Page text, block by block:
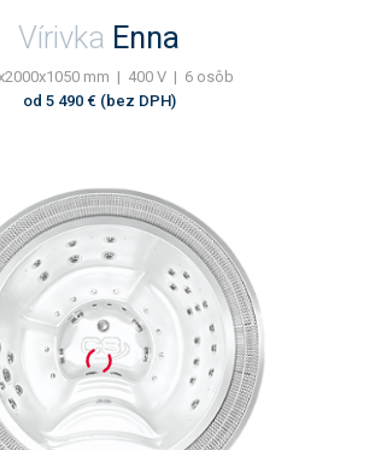
Vírivka Enna
mm | 400 V | 6 osôb
od 5 490 € (bez DPH)